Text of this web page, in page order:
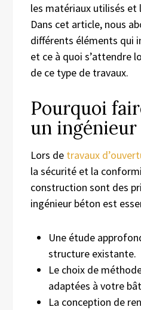
les matériaux utilisés et
Dans cet article, nous
différents éléments qui
et ce à quoi s’attendre
de ce type de travaux.
Pourquoi
un ingénieur
Lors de travaux
la sécurité et la
construction sont des
ingénieur béton est
Une étude
structure existante.
Le choix de
adaptées à votre
La conception de